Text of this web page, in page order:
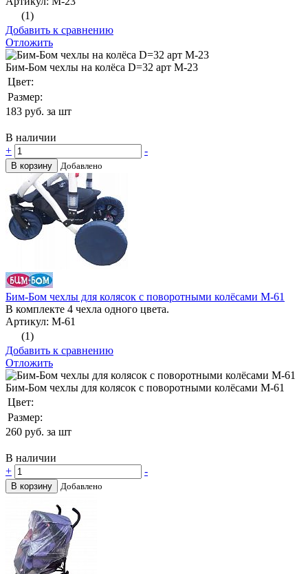
(1)
Добавить к сравнению
Отложить
Бим-Бом чехлы на колёса D=32 арт М-23
Цвет:
Размер:
183 руб. за шт
В наличии
+
-
В корзину Добавлено
Бим-Бом чехлы для колясок с поворотными колёсами М-61
В комплекте 4 чехла одного цвета.
Артикул: М-61
(1)
Добавить к сравнению
Отложить
Бим-Бом чехлы для колясок с поворотными колёсами М-61
Цвет:
Размер:
260 руб. за шт
В наличии
+
-
В корзину Добавлено